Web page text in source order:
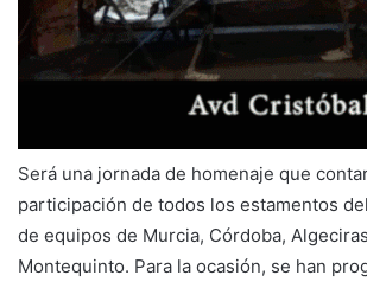
Será una jornada de homenaje que
participación de todos los estamentos
de equipos de Murcia, Córdoba,
Montequinto. Para la ocasión, se han